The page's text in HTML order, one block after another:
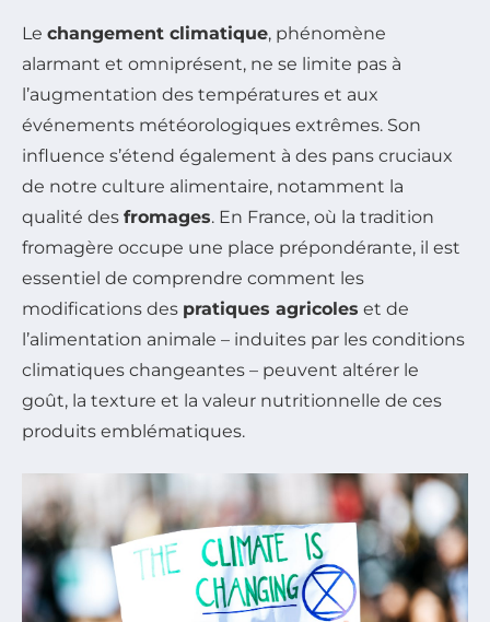
Le changement climatique, phénomène
alarmant et omniprésent, ne se limite pas à
l’augmentation des températures et aux
événements météorologiques extrêmes. Son
influence s’étend également à des pans cruciaux
de notre culture alimentaire, notamment la
qualité des fromages. En France, où la tradition
fromagère occupe une place prépondérante, il est
essentiel de comprendre comment les
modifications des pratiques agricoles et de
l’alimentation animale – induites par les conditions
climatiques changeantes – peuvent altérer le
goût, la texture et la valeur nutritionnelle de ces
produits emblématiques.